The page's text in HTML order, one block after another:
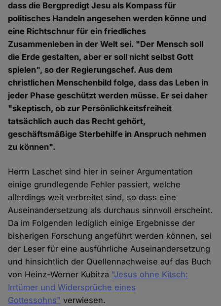
dass die Bergpredigt Jesu als Kompass für
politisches Handeln angesehen werden könne und
eine Richtschnur für ein friedliches
Zusammenleben in der Welt sei. "Der Mensch soll
die Erde gestalten, aber er soll nicht selbst Gott
spielen", so der Regierungschef. Aus dem
christlichen Menschenbild folge, dass das Leben in
jeder Phase geschützt werden müsse. Er sei daher
"skeptisch, ob zur Persönlichkeitsfreiheit
tatsächlich auch das Recht gehört,
geschäftsmäßige Sterbehilfe in Anspruch nehmen
zu können".
Herrn Laschet sind hier in seiner Argumentation
einige grundlegende Fehler passiert, welche
allerdings weit verbreitet sind, so dass eine
Auseinandersetzung als durchaus sinnvoll erscheint.
Da im Folgenden lediglich einige Ergebnisse der
bisherigen Forschung angeführt werden können, sei
der Leser für eine ausführliche Auseinandersetzung
und hinsichtlich der Quellennachweise auf das Buch
von Heinz-Werner Kubitza "Jesus ohne Kitsch:
Irrtümer und Widersprüche eines
Gottessohns" verwiesen.